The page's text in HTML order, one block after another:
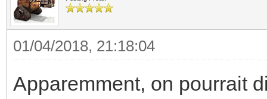
01/04/2018, 21:18:04
Apparemment, on pourrait